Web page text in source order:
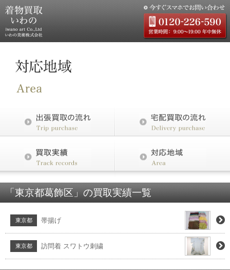
「東京都葛飾区」の買取実績一覧
東京都 帯揚げ
東京都 訪問着 スワトウ刺繍